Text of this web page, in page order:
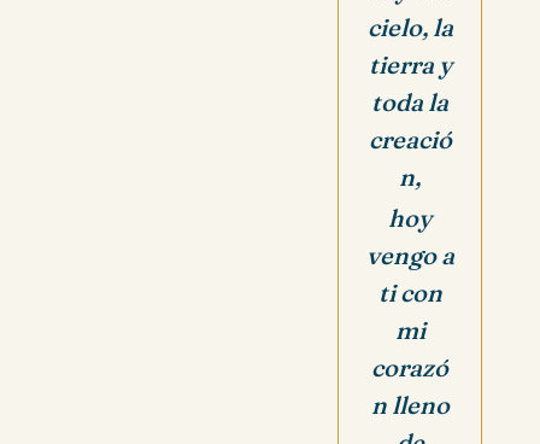
cielo, la
tierra y
toda la
creació
n,
hoy
vengo a
ti con
mi
corazó
n lleno